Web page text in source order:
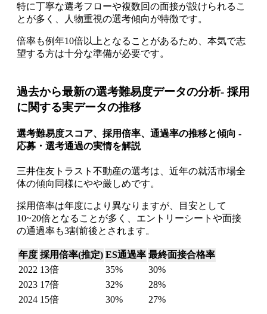
特に丁寧な選考フローや複数回の面接が設けられるこ
とが多く、人物重視の選考傾向が特徴です。
倍率も例年10倍以上となることがあるため、本気で志
望する方は十分な準備が必要です。
過去から最新の選考難易度データの分析- 採用
に関する実データの推移
選考難易度スコア、採用倍率、通過率の推移と傾向 -
応募・選考通過の実情を解説
三井住友トラスト不動産の選考は、近年の就活市場全
体の傾向同様にやや厳しめです。
採用倍率は年度により異なりますが、目安として
10~20倍となることが多く、エントリーシートや面接
の通過率も3割前後とされます。
年度 採用倍率(推定) ES通過率 最終面接合格率
2022 13倍 35%
30%
2023 17倍 32%
28%
2024 15倍 30% 27%